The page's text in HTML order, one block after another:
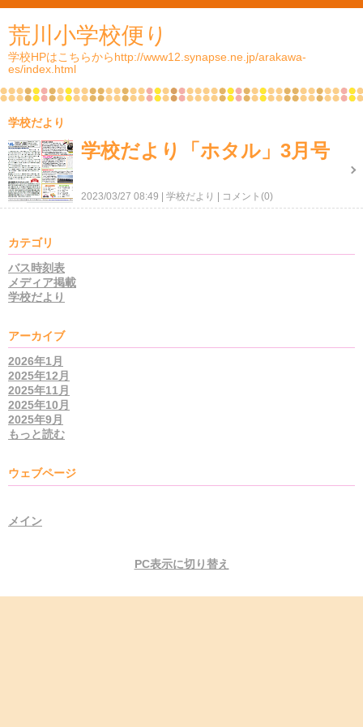
荒川小学校便り
学校HPはこちらからhttp://www12.synapse.ne.jp/arakawa-
es/index.html
学校だより
学校だより「ホタル」3月号
2023/03/27 08:49 学校だより コメント(0)
カテゴリ
バス時刻表
メディア掲載
学校だより
アーカイブ
2026年1月
2025年12月
2025年11月
2025年10月
2025年9月
もっと読む
ウェブページ
メイン
PC表示に切り替え